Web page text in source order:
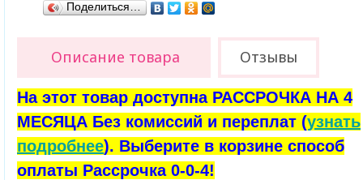
Поделиться…
Описание товара Отзывы
На этот товар доступна РАССРОЧКА НА 4
МЕСЯЦА Без комиссий и переплат (узнать
подробнее). Выберите в корзине способ
оплаты Рассрочка 0-0-4!